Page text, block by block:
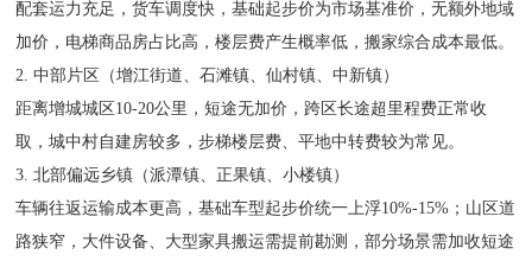
配套运力充足，货车调度快，基础起步价为市场基准价，无额外地域
加价，电梯商品房占比高，楼层费产生概率低，搬家综合成本最低。
2. 中部片区（增江街道、石滩镇、仙村镇、中新镇）
距离增城城区10-20公里，短途无加价，跨区长途超里程费正常收
取，城中村自建房较多，步梯楼层费、平地中转费较为常见。
3. 北部偏远乡镇（派潭镇、正果镇、小楼镇）
车辆往返运输成本更高，基础车型起步价统一上浮10%-15%；山区道
路狭窄，大件设备、大型家具搬运需提前勘测，部分场景需加收短途